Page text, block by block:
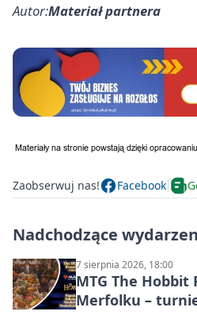
Autor:Materiał partnera
Zaobserwuj nas! Facebook
Nadchodzące
7 sierpnia 2026, 18:00
MTG The Hobbit
Merfolku –